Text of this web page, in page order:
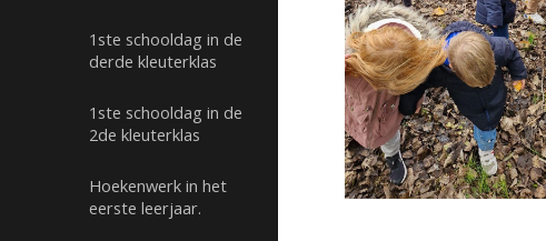
1ste schooldag in de
derde kleuterklas
1ste schooldag in de
2de kleuterklas
Hoekenwerk in het
eerste leerjaar.